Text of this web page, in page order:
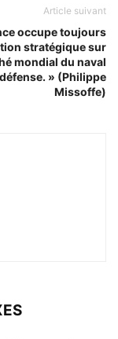
Article suivant
occupe toujours
stratégique sur
mondial du naval
» (Philippe
Missoffe)